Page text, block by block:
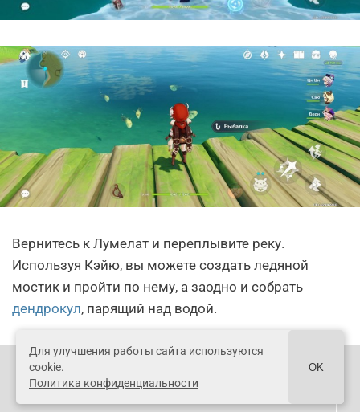
Вернитесь к Лумелат и переплывите реку.
Используя Кэйю, вы можете создать ледяной
мостик и пройти по нему, а заодно и собрать
дендрокул, парящий над водой.
ТИП РЫБ
Для улучшения работы сайта используются
cookie.
Политика конфиденциальности
OK